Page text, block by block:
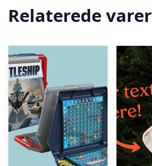
Relaterede varer